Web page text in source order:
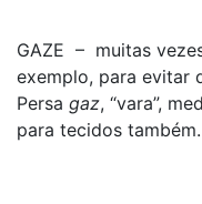
GAZE – muitas
exemplo, para evitar
Persa gaz, “vara”,
para tecidos também.